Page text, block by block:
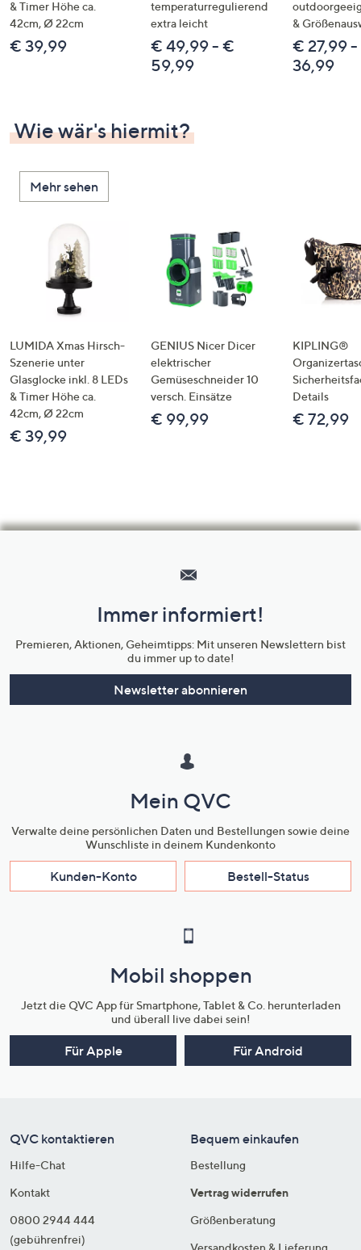
um
diese
anzuzeigen.
& Timer Höhe ca.
42cm, Ø 22cm
€ 39,99
temperaturregulierend
extra leicht
€ 49,99 - €
59,99
&
€ 27,99
36,99
Wie wär's hiermit?
Mehr sehen
LUMIDA Xmas Hirsch-
Szenerie unter
Glasglocke inkl. 8 LEDs
& Timer Höhe ca.
42cm, Ø 22cm
€ 39,99
GENIUS Nicer Dicer
elektrischer
Gemüseschneider 10
versch. Einsätze
€ 99,99
KIPLING®
Details
€ 72,99
Unternehmensinformationen
Immer informiert!
Premieren, Aktionen, Geheimtipps: Mit unseren Newslettern bist
du immer up to date!
Newsletter abonnieren
Mein QVC
Verwalte deine persönlichen Daten und Bestellungen sowie deine
Wunschliste in deinem Kundenkonto
Kunden-Konto Bestell-Status
Mobil shoppen
Jetzt die QVC App für Smartphone, Tablet & Co. herunterladen
und überall live dabei sein!
Für Apple Für Android
QVC kontaktieren
Hilfe-Chat
Kontakt
0800 2944 444
(gebührenfrei)
Bequem einkaufen
Bestellung
Vertrag widerrufen
Größenberatung
Versandkosten & Lieferung